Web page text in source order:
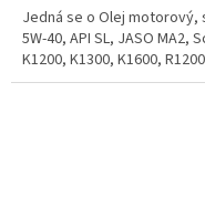
Jedná se o Olej motorový,
5W-40, API SL, JASO MA2,
K1200, K1300, K1600,